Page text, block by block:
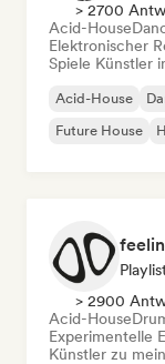
> 2700
Acid-House
Elektronischer
Spiele Künstler
Acid-House
Future House
> 2900
Acid-House
Experimentelle
Künstler zu